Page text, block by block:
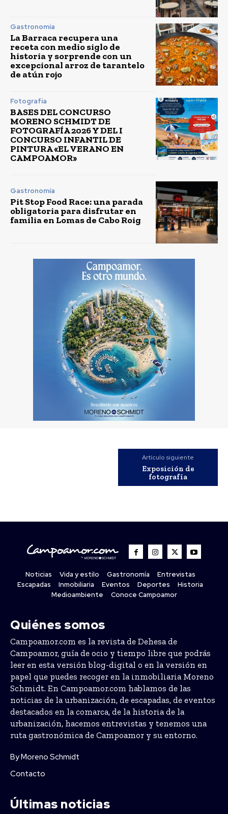
Gastronomía
La Barraca recupera una
receta con medio siglo de
historia y sorprende con un
excepcional arroz de tarantelo
de atún rojo
Fotografía
BASES DEL CONCURSO
MORENO SCHMIDT DE
FOTOGRAFÍA 2026 Y DEL I
CONCURSO INFANTIL DE
PINTURA «EL VERANO EN
CAMPOAMOR»
Gastronomía
Pit Stop Food Race: una parada
obligatoria para disfrutar en
familia en Lomas de Cabo Roig
Artículo siguiente
Exposición de
fotografía
Noticias Vida y estilo Gastronomía
Entrevistas
Escapadas
Inmobiliaria Eventos Deportes
Historia
Medioambiente
Conoce Campoamor
Quiénes somos
Campoamor.com es la revista de Dehesa de
Campoamor, guía de ocio y tiempo libre que podrás
leer en esta versión blog-digital o en la versión en
papel que puedes recoger en la inmobiliaria Moreno
Schmidt. En Campoamor.com hablamos de las
noticias de la urbanización, de escapadas, de eventos
destacados en la comarca, de la historia de la
urbanización, hacemos entrevistas y tenemos una
ruta gastronómica de Campoamor y su entorno.
By Moreno Schmidt
Contacto
Últimas noticias